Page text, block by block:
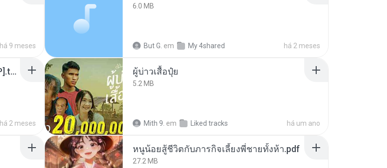
há 9 meses
6.0 MB
But G. em My 4shared há 2 meses
Tomodachi Life Living the Dream [NSP].torrent
há 2 meses
ผู้บ่าวเสื้อปุ๋ย
5.2 MB
Mith 9. em Liked tracks há um ano
หนูน้อยสู้ชีวิตกับภารกิจเลี้ยงพี่ชายทั้งห้า.pdf
27.2 MB